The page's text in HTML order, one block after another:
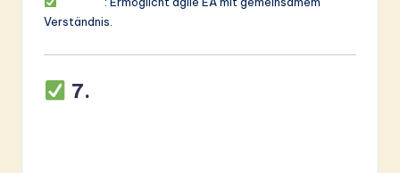
Verständnis.
7.